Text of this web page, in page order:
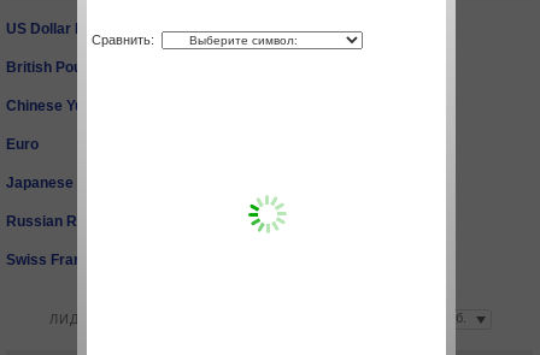
US Dollar Index -1.06% 102.08
British Pound
Chinese Yuan
Euro
Japanese Yen
Russian Ruble -5.59%
Swiss Franc
ЛИДЕРЫ РОСТА И ПАДЕНИЯ
Сравнить: